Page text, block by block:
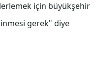
için büyükşehir
gerek" diye